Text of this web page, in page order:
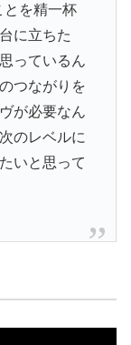
とを精一杯
に立ちた
っているん
つながりを
が必要なん
のレベルに
いと思って